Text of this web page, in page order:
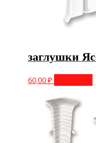
заглушки
60,00₽